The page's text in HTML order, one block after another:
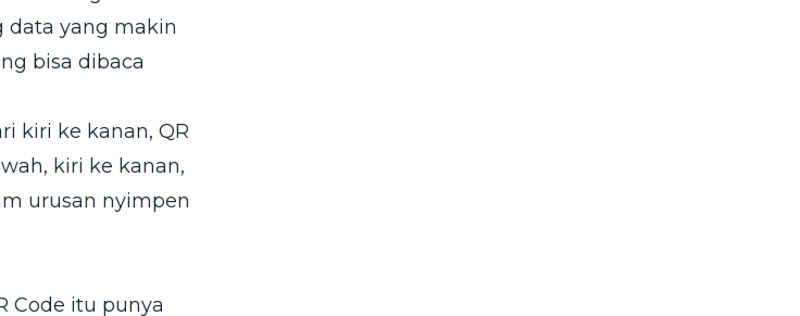
data yang makin
bisa dibaca
kiri ke kanan, QR
kiri ke kanan,
urusan nyimpen
Code itu punya